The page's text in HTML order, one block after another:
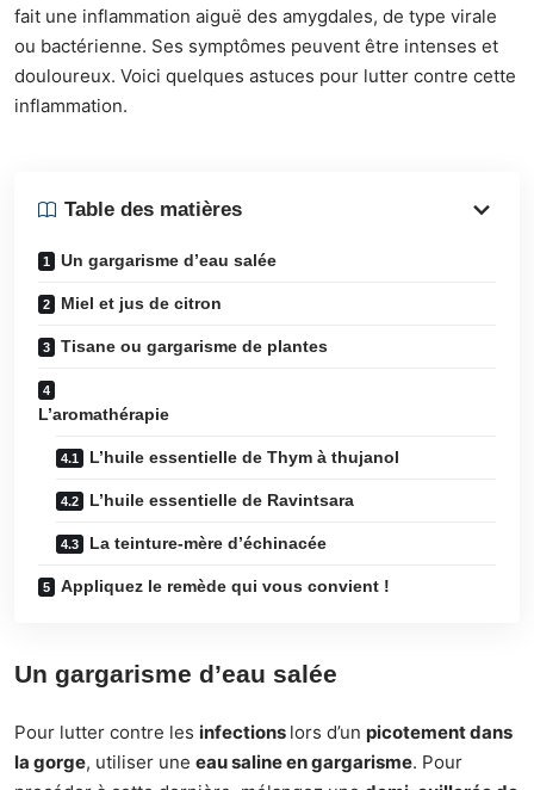
fait une inflammation aiguë des amygdales, de type virale
ou bactérienne. Ses symptômes peuvent être intenses et
douloureux. Voici quelques astuces pour lutter contre cette
inflammation.
Table des matières
Un gargarisme d’eau salée
Miel et jus de citron
Tisane ou gargarisme de plantes
L’aromathérapie
L’huile essentielle de Thym à thujanol
L’huile essentielle de Ravintsara
La teinture-mère d’échinacée
Appliquez le remède qui vous convient !
Un gargarisme d’eau salée
Pour lutter contre les infections lors d’un picotement dans
la gorge, utiliser une eau saline en gargarisme. Pour